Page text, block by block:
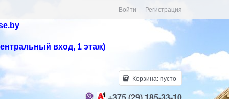
Войти
Регистрация
вход, 1 этаж)
Корзина:пусто